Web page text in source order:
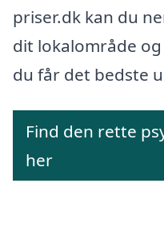
priser.dk kan du
dit lokalområde
du får det bedste
Find den rette
her